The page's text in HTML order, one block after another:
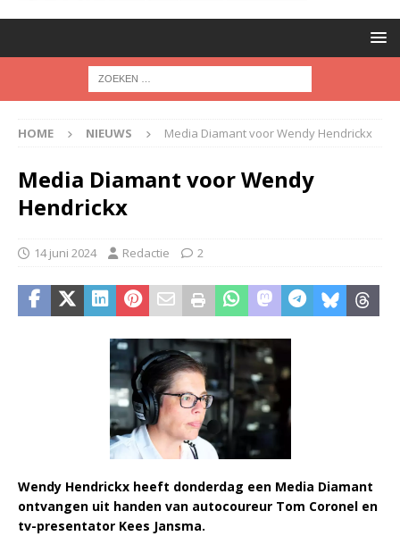
HOME NIEUWS Media Diamant voor Wendy Hendrickx
Media Diamant voor Wendy
Hendrickx
14 juni 2024 Redactie 2
Wendy Hendrickx heeft donderdag een Media Diamant
ontvangen uit handen van autocoureur Tom Coronel en
tv-presentator Kees Jansma.